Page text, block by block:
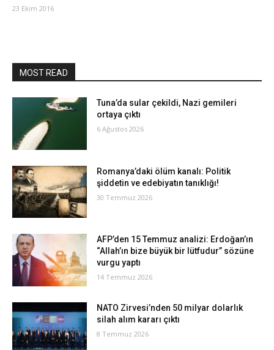
23 Ekim 2016
MOST READ
Tuna’da sular çekildi, Nazi gemileri
ortaya çıktı
6 Ağustos 2026
Romanya’daki ölüm kanalı: Politik
şiddetin ve edebiyatın tanıklığı!
30 Temmuz 2026
AFP’den 15 Temmuz analizi: Erdoğan’ın
“Allah’ın bize büyük bir lütfudur” sözüne
vurgu yaptı
14 Temmuz 2026
NATO Zirvesi’nden 50 milyar dolarlık
silah alım kararı çıktı
8 Temmuz 2026